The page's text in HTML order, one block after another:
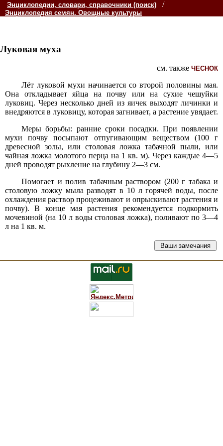
Энциклопедии, словари, справочники (поиск) /
Энциклопедия семян. Овощные культуры
Луковая муха
см. также ЧЕСНОК
Лёт луковой мухи начинается со второй половины мая.
Она откладывает яйца на почву или на сухие чешуйки
луковиц. Через несколько дней из яичек выходят личинки и
внедряются в луковицу, которая загнивает, а растение увядает.
Меры борьбы: ранние сроки посадки. При появлении
мухи почву посыпают отпугивающим веществом (100 г
древесной золы, или столовая ложка табачной пыли, или
чайная ложка молотого перца на 1 кв. м). Через каждые 4—5
дней проводят рыхление на глубину 2—3 см.
Помогает и полив табачным раствором (200 г табака и
столовую ложку мыла разводят в 10 л горячей воды, после
охлаждения раствор процеживают и опрыскивают растения и
почву). В конце мая растения рекомендуется подкормить
мочевиной (на 10 л воды столовая ложка), поливают по 3—4
л на 1 кв. м.